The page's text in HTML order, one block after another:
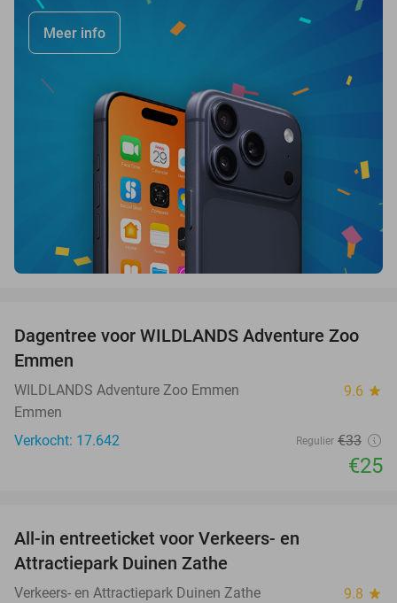
Meer info
24%
Dagentree voor WILDLANDS Adventure Zoo
Emmen
WILDLANDS Adventure Zoo Emmen 9.6 star
Emmen
Verkocht: 17.642
Regulier €33
€25
All-in entreeticket voor Verkeers- en
Attractiepark Duinen Zathe
Verkeers- en Attractiepark Duinen Zathe 9.8 star